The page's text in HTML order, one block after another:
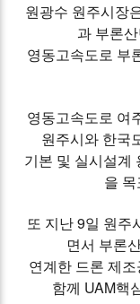
원광수 원주시장
과 부론
영동고속도로 부
영동고속도로 여
원주시와 한국
기본 및 실시설계
을
또 지난 9일 원주
면서 부론
연계한 드론 제
함께 UAM핵